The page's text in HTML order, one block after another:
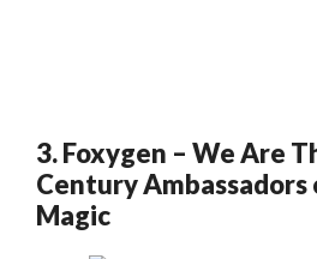
3. Foxygen – We Are
Century Ambassadors
Magic